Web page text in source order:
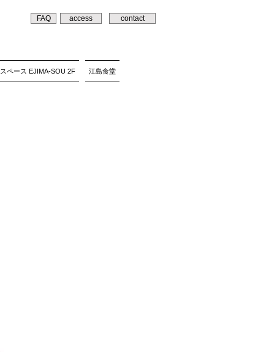
FAQ access contact
ペース EJIMA-SOU 2F 江島食堂